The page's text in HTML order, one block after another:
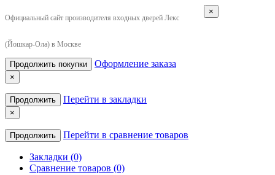
Официальный сайт производителя входных дверей Лекс
(Йошкар-Ола) в Москве
×
Продолжить покупки Оформление заказа
×
Продолжить Перейти в закладки
×
Продолжить Перейти в сравнение товаров
Закладки (0)
Сравнение товаров (0)